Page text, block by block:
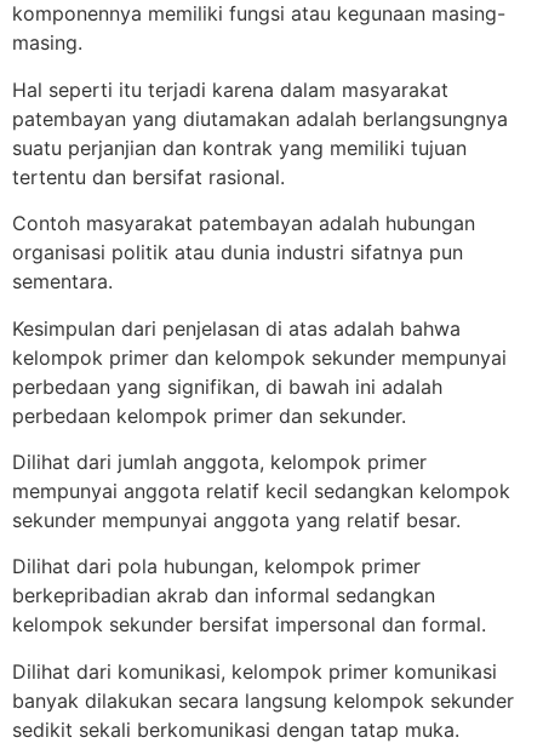
komponennya memiliki fungsi atau kegunaan masing-
masing.
Hal seperti itu terjadi karena dalam masyarakat
patembayan yang diutamakan adalah berlangsungnya
suatu perjanjian dan kontrak yang memiliki tujuan
tertentu dan bersifat rasional.
Contoh masyarakat patembayan adalah hubungan
organisasi politik atau dunia industri sifatnya pun
sementara.
Kesimpulan dari penjelasan di atas adalah bahwa
kelompok primer dan kelompok sekunder mempunyai
perbedaan yang signifikan, di bawah ini adalah
perbedaan kelompok primer dan sekunder.
Dilihat dari jumlah anggota, kelompok primer
mempunyai anggota relatif kecil sedangkan kelompok
sekunder mempunyai anggota yang relatif besar.
Dilihat dari pola hubungan, kelompok primer
berkepribadian akrab dan informal sedangkan
kelompok sekunder bersifat impersonal dan formal.
Dilihat dari komunikasi, kelompok primer komunikasi
banyak dilakukan secara langsung kelompok sekunder
sedikit sekali berkomunikasi dengan tatap muka.